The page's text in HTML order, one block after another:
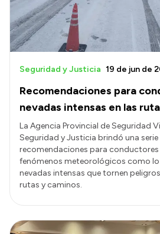
Recomendaciones para
nevadas intensas en las
Seguridad y Justicia 19 de jun de
La Agencia Provincial de Seguridad
Seguridad y Justicia brindó una
recomendaciones para
fenómenos meteorológicos como lo
nevadas intensas que tornen
rutas y caminos.